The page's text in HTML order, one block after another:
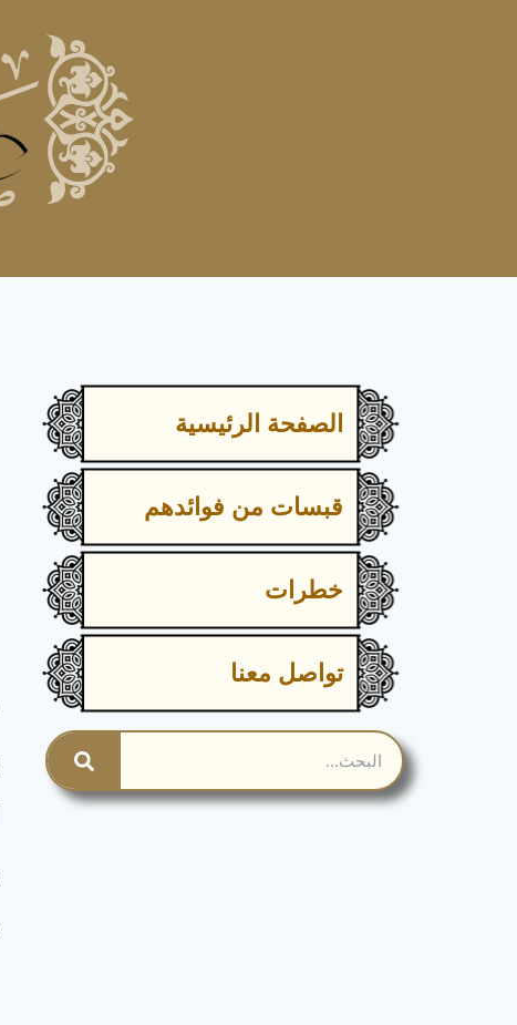
الصفحة الرئيسية
قبسات من فوائدهم
خطرات
تواصل معنا